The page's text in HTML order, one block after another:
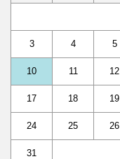
3 4 5
10 11 12
17 18 19
24 25 26
31